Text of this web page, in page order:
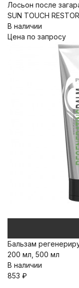
Лосьон после
SUN TOUCH
В наличии
Цена по запросу
Бальзам
200 мл, 500 мл
В наличии
853 ₽